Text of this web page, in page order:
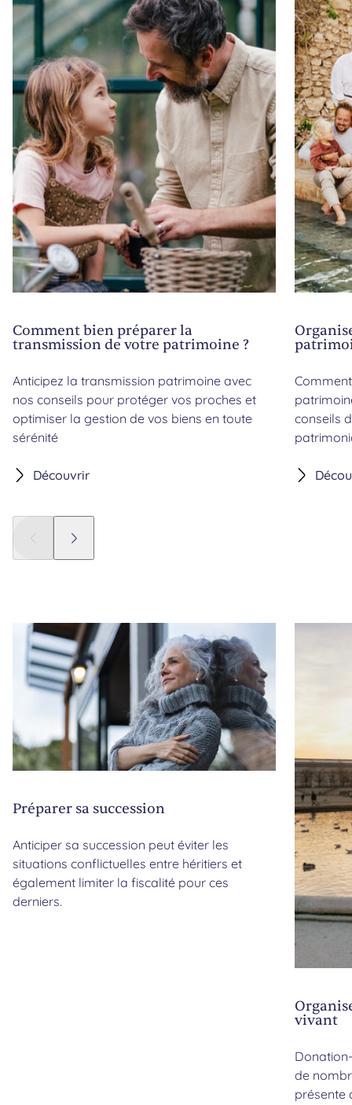
Comment bien préparer la
transmission de votre patrimoine ?
Anticipez la transmission patrimoine avec
nos conseils pour protéger vos proches et
optimiser la gestion de vos biens en toute
sérénité
Découvrir
conseils
Panneau précédent
Panneau suivant
Préparer sa succession
Anticiper sa succession peut éviter les
situations conflictuelles entre héritiers et
également limiter la fiscalité pour ces
derniers.
vivant
de
présente